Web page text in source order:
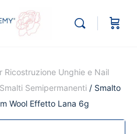
Ricostruzione Unghie e Nail
Smalti Semipermanenti / Smalto
Wool Effetto Lana 6g